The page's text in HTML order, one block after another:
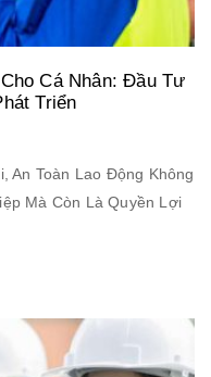
Cá Nhân: Đầu Tư
Triển
An Toàn Lao Động Không
Mà Còn Là Quyền Lợi